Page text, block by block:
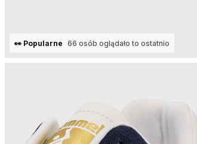
👀 Popularne 66 osób oglądało to ostatnio